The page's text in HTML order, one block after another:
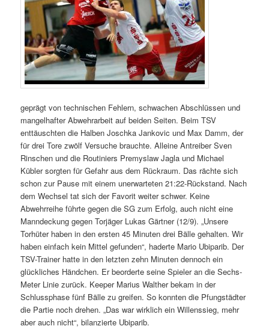
geprägt von technischen Fehlern, schwachen Abschlüssen und
mangelhafter Abwehrarbeit auf beiden Seiten. Beim TSV
enttäuschten die Halben Joschka Jankovic und Max Damm, der
für drei Tore zwölf Versuche brauchte. Alleine Antreiber Sven
Rinschen und die Routiniers Premyslaw Jagla und Michael
Kübler sorgten für Gefahr aus dem Rückraum. Das rächte sich
schon zur Pause mit einem unerwarteten 21:22-Rückstand. Nach
dem Wechsel tat sich der Favorit weiter schwer. Keine
Abwehrreihe führte gegen die SG zum Erfolg, auch nicht eine
Manndeckung gegen Torjäger Lukas Gärtner (12/9). „Unsere
Torhüter haben in den ersten 45 Minuten drei Bälle gehalten. Wir
haben einfach kein Mittel gefunden“, haderte Mario Ubiparib. Der
TSV-Trainer hatte in den letzten zehn Minuten dennoch ein
glückliches Händchen. Er beorderte seine Spieler an die Sechs-
Meter Linie zurück. Keeper Marius Walther bekam in der
Schlussphase fünf Bälle zu greifen. So konnten die Pfungstädter
die Partie noch drehen. „Das war wirklich ein Willenssieg, mehr
aber auch nicht“, bilanzierte Ubiparib.